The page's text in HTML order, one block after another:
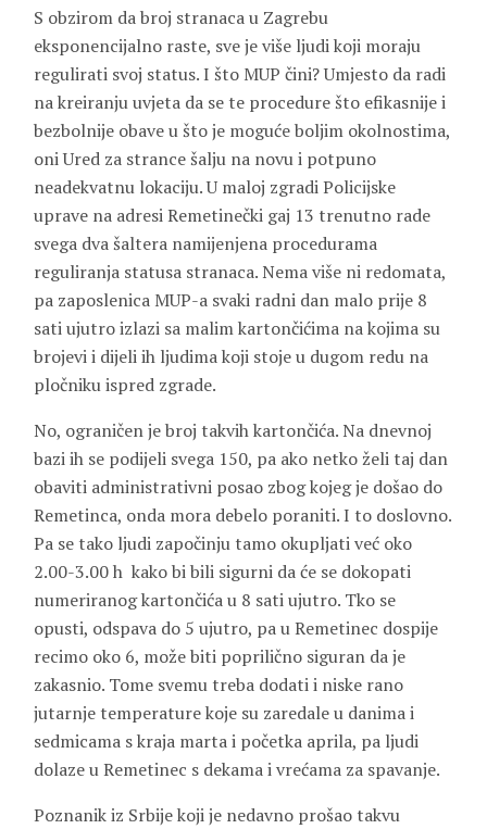
S obzirom da broj stranaca u Zagrebu
eksponencijalno raste, sve je više ljudi koji moraju
regulirati svoj status. I što MUP čini? Umjesto da radi
na kreiranju uvjeta da se te procedure što efikasnije i
bezbolnije obave u što je moguće boljim okolnostima,
oni Ured za strance šalju na novu i potpuno
neadekvatnu lokaciju. U maloj zgradi Policijske
uprave na adresi Remetinečki gaj 13 trenutno rade
svega dva šaltera namijenjena procedurama
reguliranja statusa stranaca. Nema više ni redomata,
pa zaposlenica MUP-a svaki radni dan malo prije 8
sati ujutro izlazi sa malim kartončićima na kojima su
brojevi i dijeli ih ljudima koji stoje u dugom redu na
pločniku ispred zgrade.
No, ograničen je broj takvih kartončića. Na dnevnoj
bazi ih se podijeli svega 150, pa ako netko želi taj dan
obaviti administrativni posao zbog kojeg je došao do
Remetinca, onda mora debelo poraniti. I to doslovno.
Pa se tako ljudi započinju tamo okupljati već oko
2.00-3.00 h kako bi bili sigurni da će se dokopati
numeriranog kartončića u 8 sati ujutro. Tko se
opusti, odspava do 5 ujutro, pa u Remetinec dospije
recimo oko 6, može biti poprilično siguran da je
zakasnio. Tome svemu treba dodati i niske rano
jutarnje temperature koje su zaredale u danima i
sedmicama s kraja marta i početka aprila, pa ljudi
dolaze u Remetinec s dekama i vrećama za spavanje.
Poznanik iz Srbije koji je nedavno prošao takvu